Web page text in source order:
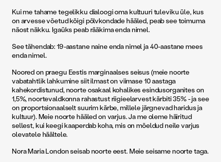
Kui me tahame tegelikku dialoogi oma kultuuri tuleviku üle, kus
on arvesse võetud kõigi põlvkondade hääled, peab see toimuma
näost näkku. Igaüks peab rääkima enda nimel.
See tähendab: 19-aastane naine enda nimel ja 40-aastane mees
enda nimel.
Noored on praegu Eestis marginaalses seisus (meie noorte
vabatahtlik lahkumine siit ilmast on viimase 10 aastaga
kahekordistunud, noorte osakaal kohalikes esindusorganites on
1,5%, noortevaldkonna rahastust riigieelarvest kärbiti 35% - ja see
on proportsionaalselt suurim kärbe, millele järgnevad haridus ja
kultuur). Meie noorte hääled on varjus. Ja me oleme häiritud
sellest, kui keegi kaaperdab koha, mis on mõeldud neile varjus
olevatele häältele.
Nora Maria London seisab noorte eest. Meie seisame noorte taga.